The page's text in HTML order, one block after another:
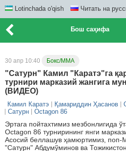
Lotinchada o'qish Читать на
Бош саҳифа
30 апр 10:40 Бокс/ММА
"Сатурн" Камил "Каратэ"га
турнири марказий жангига
(ВИДЕО)
Камил Каратэ Қамариддин Ҳасанов
Сатурн
Octagon 86
Эртага пойтахтимиз мезбонлигида
Octagon 86 турнирининг янги
Асосий беллашув ҳамюртимиз, поп-
"Сатурн" Абдумўминов ва